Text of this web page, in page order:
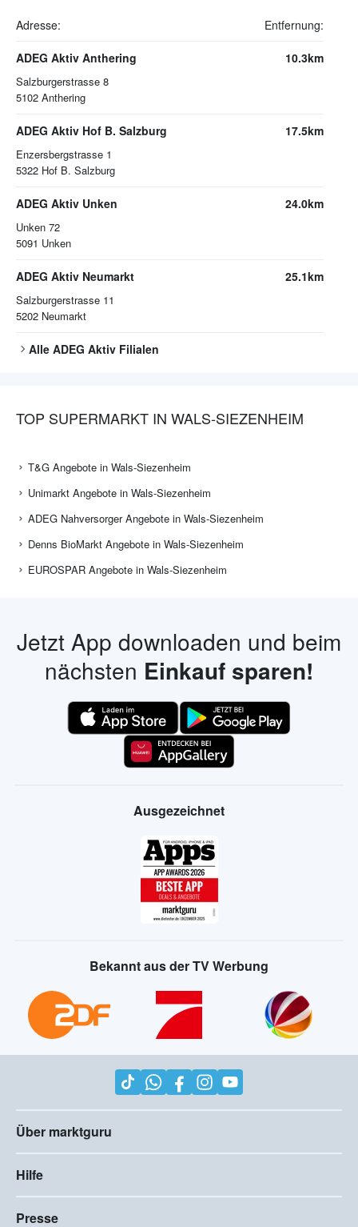
Adresse: Entfernung:
ADEG Aktiv Anthering
Salzburgerstrasse 8
5102 Anthering
10.3km
ADEG Aktiv Hof B. Salzburg
Enzersbergstrasse 1
5322 Hof B. Salzburg
17.5km
ADEG Aktiv Unken
Unken 72
5091 Unken
24.0km
ADEG Aktiv Neumarkt
Salzburgerstrasse 11
5202 Neumarkt
25.1km
Alle ADEG Aktiv Filialen
TOP SUPERMARKT IN WALS-SIEZENHEIM
T&G Angebote in Wals-Siezenheim
Unimarkt Angebote in Wals-Siezenheim
ADEG Nahversorger Angebote in Wals-Siezenheim
Denns BioMarkt Angebote in Wals-Siezenheim
EUROSPAR Angebote in Wals-Siezenheim
Jetzt App downloaden und beim
nächsten Einkauf sparen!
Ausgezeichnet
Bekannt aus der TV Werbung
Über marktguru
Hilfe
Presse